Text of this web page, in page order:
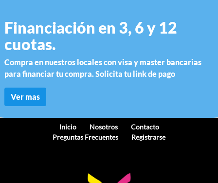
Financiación en 3, 6 y 12
cuotas.
Compra en nuestros locales con visa y master bancarias
para financiar tu compra. Solicita tu link de pago
Ver mas
Inicio Nosotros
Contacto
Preguntas Frecuentes
Registrarse